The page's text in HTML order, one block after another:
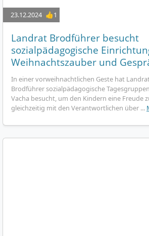
23.12.2024 👍1
Landrat Brodführer besucht
sozialpädagogische
Weihnachtszauber und
In einer vorweihnachtlichen Geste hat
Brodführer sozialpädagogische
Vacha besucht, um den Kindern eine Freude
gleichzeitig mit den Verantwortlichen über ...